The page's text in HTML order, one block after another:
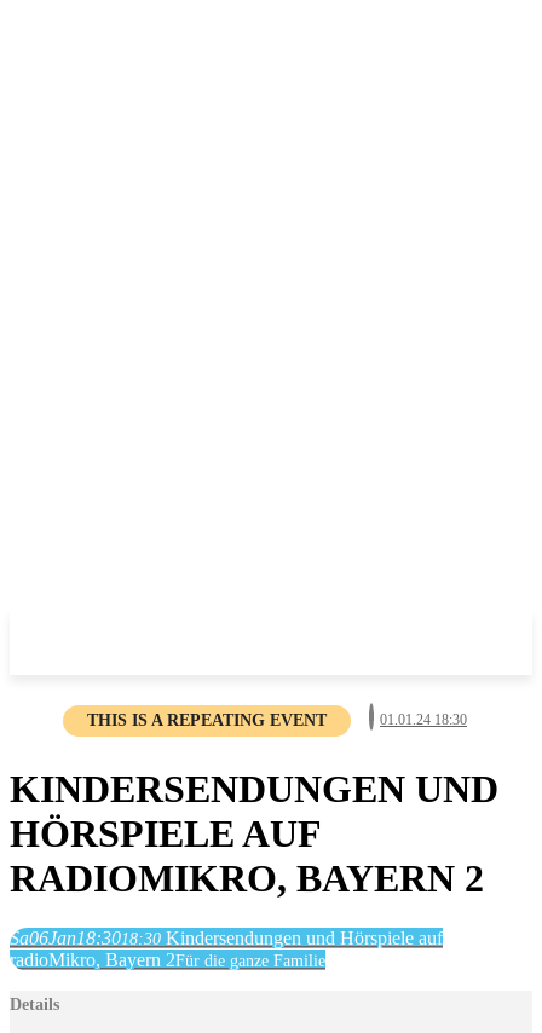
THIS IS A REPEATING EVENT 01.01.24 18:30
KINDERSENDUNGEN UND
HÖRSPIELE AUF
RADIOMIKRO, BAYERN 2
Sa06Jan18:3018:30 Kindersendungen und Hörspiele auf
radioMikro, Bayern 2Für die ganze Familie
Details